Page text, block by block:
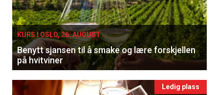
KURS I OSLO, 26. AUGUST
Benytt sjansen til å smake og lære forskjellen
på hvitviner
Ledig plass